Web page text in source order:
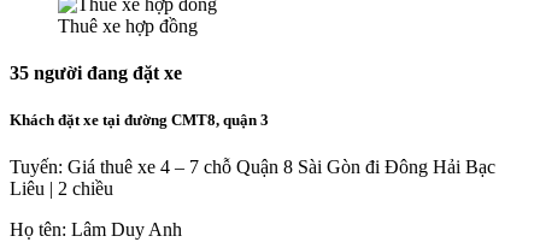
Thuê xe hợp đồng
35 người đang đặt xe
Khách đặt xe tại đường CMT8, quận 3
Tuyến: Giá thuê xe 4 – 7 chỗ Quận 8 Sài Gòn đi Đông Hải Bạc
Liêu | 2 chiều
Họ tên: Lâm Duy Anh